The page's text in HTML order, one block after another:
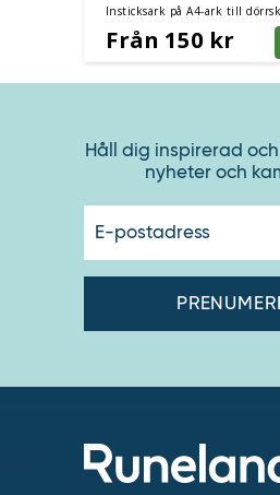
Insticksark på A4-ark till
Från 150 kr
Håll dig inspirerad
nyheter och